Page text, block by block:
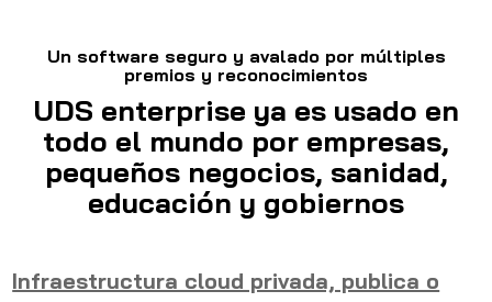
Un software seguro y avalado por múltiples
premios y reconocimientos
UDS enterprise ya es usado en
todo el mundo por empresas,
pequeños negocios, sanidad,
educación y gobiernos
Infraestructura cloud privada, publica o